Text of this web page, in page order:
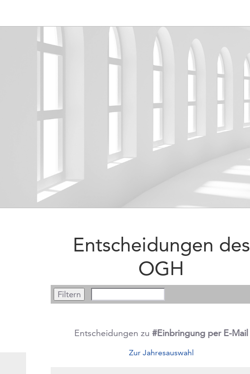
Entscheidungen des
OGH
Entscheidungen zu#Einbringung per E-Mail
Zur Jahresauswahl